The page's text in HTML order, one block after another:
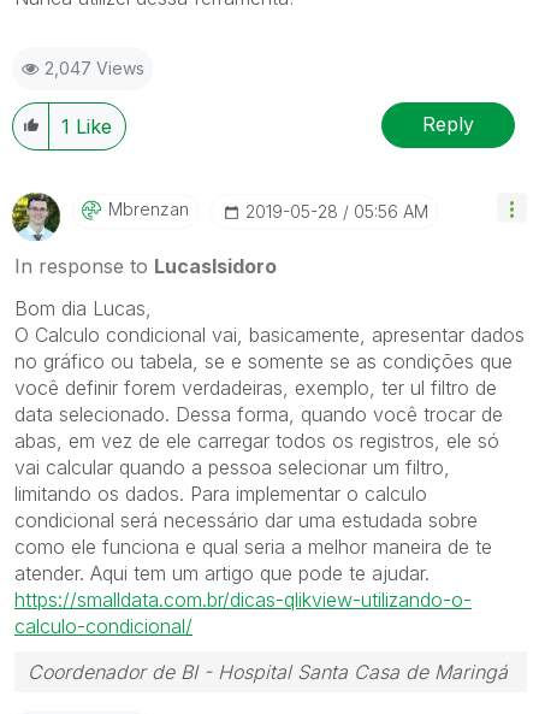
2,047 Views
1 Like Reply
Mbrenzan ‎2019-05-28 05:56 AM
In response to LucasIsidoro
Bom dia Lucas,
O Calculo condicional vai, basicamente, apresentar dados
no gráfico ou tabela, se e somente se as condições que
você definir forem verdadeiras, exemplo, ter ul filtro de
data selecionado. Dessa forma, quando você trocar de
abas, em vez de ele carregar todos os registros, ele só
vai calcular quando a pessoa selecionar um filtro,
limitando os dados. Para implementar o calculo
condicional será necessário dar uma estudada sobre
como ele funciona e qual seria a melhor maneira de te
atender. Aqui tem um artigo que pode te ajudar.
https://smalldata.com.br/dicas-qlikview-utilizando-o-
calculo-condicional/
Coordenador de BI - Hospital Santa Casa de Maringá